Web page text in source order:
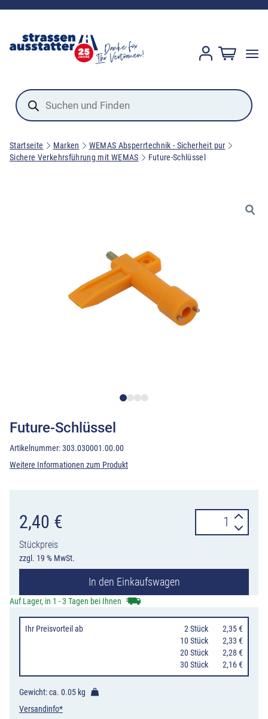
Products
search
Startseite Marken
WEMAS Absperrtechnik - Sicherheit pur
Sichere Verkehrsführung mit WEMAS
Future-Schlüssel
Future-Schlüssel
Artikelnummer:303.030001.00.00
Weitere Informationen zum Produkt
2,40 €
Stückpreis
zzgl. 19 % MwSt.
Future-
Schlüssel
In den Einkaufswagen
Auf Lager, in 1 - 3 Tagen bei Ihnen
Ihr Preisvorteil ab 2 Stück
2,35 €
10 Stück
2,33 €
20 Stück
2,28 €
30 Stück
2,16 €
Gewicht: ca. 0.05 kg
Versandinfo*